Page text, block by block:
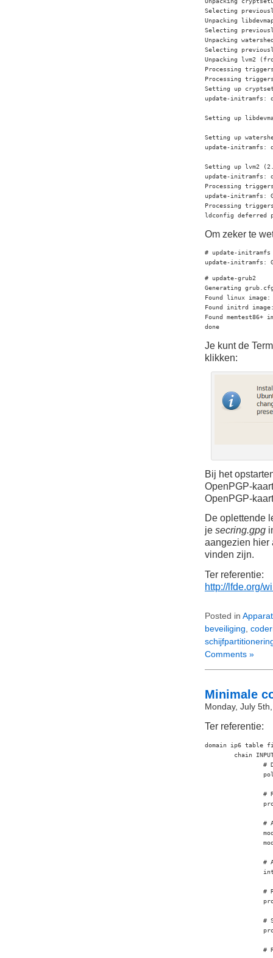
Selecting
Unpacking
Selecting
Unpacking
Selecting
Unpacking lvm2
Processing
Processing
Setting up
update-initramfs:
Setting up
Setting up
update-initramfs:
Setting up lvm2
update-initramfs:
Processing
update-initramfs:
Processing
ldconfig deferred
Om zeker te
# update-
update-initramfs:
# update-grub2
Generating
Found linux
Found initrd
Found memtest86+
done
Je kunt de
klikken:
Bij het
OpenPGP-
OpenPGP-
De oplettende
je secring.gpg
aangezien hier
vinden zijn.
Ter referentie:
http://lfde.org/
Posted in
beveiliging
Comments »
Minimale
Monday, July
Ter referentie:
domain ip6 table